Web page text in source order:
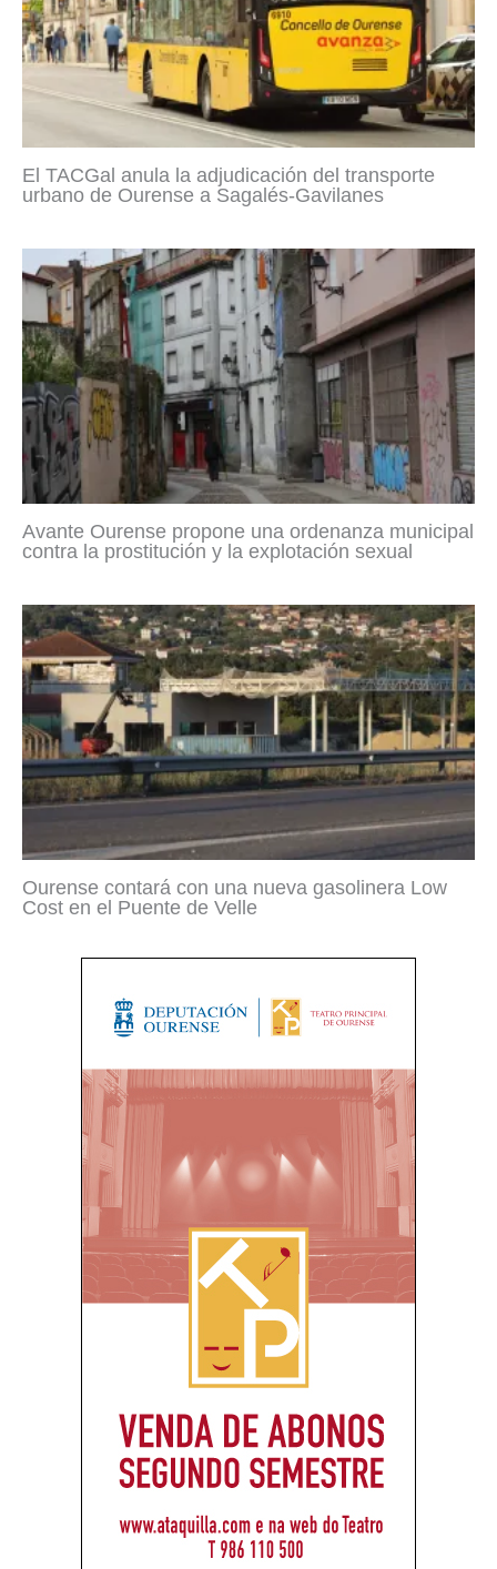
El TACGal anula la adjudicación del transporte
urbano de Ourense a Sagalés-Gavilanes
Avante Ourense propone una ordenanza municipal
contra la prostitución y la explotación sexual
Ourense contará con una nueva gasolinera Low
Cost en el Puente de Velle